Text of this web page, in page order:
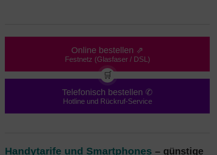
Online bestellen ⇗
Festnetz (Glasfaser / DSL)
🛒
Telefonisch bestellen ✆
Hotline und Rückruf-Service
Handytarife und Smartphones – günstige